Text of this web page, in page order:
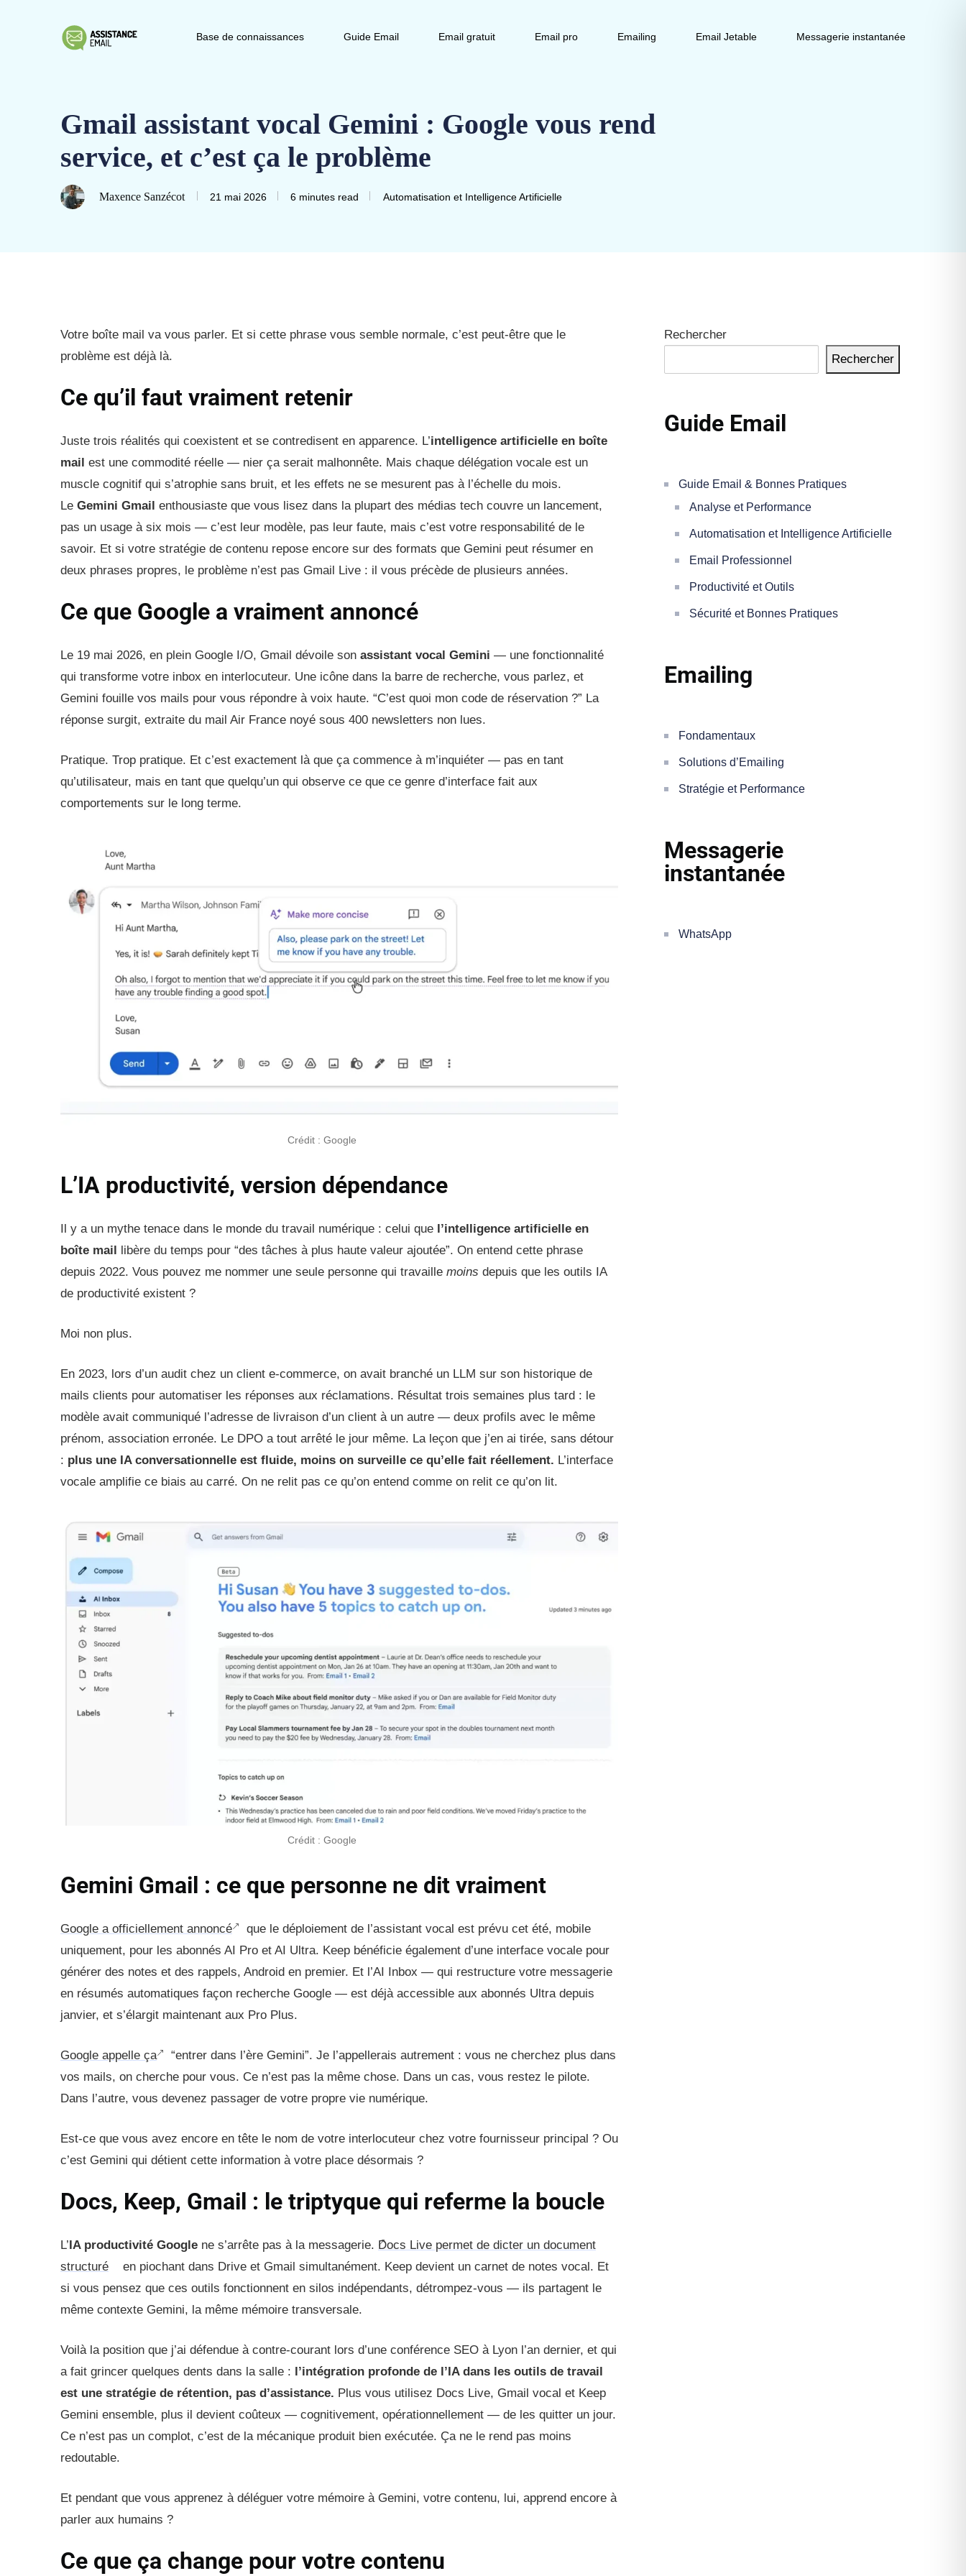
Base de connaissances Guide Email Email gratuit Email pro Emailing Email Jetable Messagerie instantanée
Gmail assistant vocal Gemini : Google vous rend
service, et c’est ça le problème
Maxence Sanzécot 21 mai 2026 6 minutes read Automatisation et Intelligence Artificielle
Votre boîte mail va vous parler. Et si cette phrase vous semble normale, c’est peut-être que le
problème est déjà là.
Ce qu’il faut vraiment retenir
Juste trois réalités qui coexistent et se contredisent en apparence. L’intelligence artificielle en boîte
mail est une commodité réelle — nier ça serait malhonnête. Mais chaque délégation vocale est un
muscle cognitif qui s’atrophie sans bruit, et les effets ne se mesurent pas à l’échelle du mois.
Le Gemini Gmail enthousiaste que vous lisez dans la plupart des médias tech couvre un lancement,
pas un usage à six mois — c’est leur modèle, pas leur faute, mais c’est votre responsabilité de le
savoir. Et si votre stratégie de contenu repose encore sur des formats que Gemini peut résumer en
deux phrases propres, le problème n’est pas Gmail Live : il vous précède de plusieurs années.
Ce que Google a vraiment annoncé
Le 19 mai 2026, en plein Google I/O, Gmail dévoile son assistant vocal Gemini — une fonctionnalité
qui transforme votre inbox en interlocuteur. Une icône dans la barre de recherche, vous parlez, et
Gemini fouille vos mails pour vous répondre à voix haute. “C’est quoi mon code de réservation ?” La
réponse surgit, extraite du mail Air France noyé sous 400 newsletters non lues.
Pratique. Trop pratique. Et c’est exactement là que ça commence à m’inquiéter — pas en tant
qu’utilisateur, mais en tant que quelqu’un qui observe ce que ce genre d’interface fait aux
comportements sur le long terme.
Crédit : Google
L’IA productivité, version dépendance
Il y a un mythe tenace dans le monde du travail numérique : celui que l’intelligence artificielle en
boîte mail libère du temps pour “des tâches à plus haute valeur ajoutée”. On entend cette phrase
depuis 2022. Vous pouvez me nommer une seule personne qui travaille moins depuis que les outils IA
de productivité existent ?
Moi non plus.
En 2023, lors d’un audit chez un client e-commerce, on avait branché un LLM sur son historique de
mails clients pour automatiser les réponses aux réclamations. Résultat trois semaines plus tard : le
modèle avait communiqué l’adresse de livraison d’un client à un autre — deux profils avec le même
prénom, association erronée. Le DPO a tout arrêté le jour même. La leçon que j’en ai tirée, sans détour
: plus une IA conversationnelle est fluide, moins on surveille ce qu’elle fait réellement. L’interface
vocale amplifie ce biais au carré. On ne relit pas ce qu’on entend comme on relit ce qu’on lit.
Crédit : Google
Gemini Gmail : ce que personne ne dit vraiment
Google a officiellement annoncé
que le déploiement de l’assistant vocal est prévu cet été, mobile
uniquement, pour les abonnés AI Pro et AI Ultra. Keep bénéficie également d’une interface vocale pour
générer des notes et des rappels, Android en premier. Et l’AI Inbox — qui restructure votre messagerie
en résumés automatiques façon recherche Google — est déjà accessible aux abonnés Ultra depuis
janvier, et s’élargit maintenant aux Pro Plus.
Google appelle ça
“entrer dans l’ère Gemini”. Je l’appellerais autrement : vous ne cherchez plus dans
vos mails, on cherche pour vous. Ce n’est pas la même chose. Dans un cas, vous restez le pilote.
Dans l’autre, vous devenez passager de votre propre vie numérique.
Est-ce que vous avez encore en tête le nom de votre interlocuteur chez votre fournisseur principal ? Ou
c’est Gemini qui détient cette information à votre place désormais ?
Docs, Keep, Gmail : le triptyque qui referme la boucle
L’ IA productivité Google ne s’arrête pas à la messagerie. Docs Live permet de dicter un document
structuré
en piochant dans Drive et Gmail simultanément. Keep devient un carnet de notes vocal. Et
si vous pensez que ces outils fonctionnent en silos indépendants, détrompez-vous — ils partagent le
même contexte Gemini, la même mémoire transversale.
Voilà la position que j’ai défendue à contre-courant lors d’une conférence SEO à Lyon l’an dernier, et qui
a fait grincer quelques dents dans la salle :
l’intégration profonde de l’IA dans les outils de travail
est une stratégie de rétention, pas d’assistance. Plus vous utilisez Docs Live, Gmail vocal et Keep
Gemini ensemble, plus il devient coûteux — cognitivement, opérationnellement — de les quitter un jour.
Ce n’est pas un complot, c’est de la mécanique produit bien exécutée. Ça ne le rend pas moins
redoutable.
Et pendant que vous apprenez à déléguer votre mémoire à Gemini, votre contenu, lui, apprend encore à
parler aux humains ?
Ce que ça change pour votre contenu
Rechercher
Rechercher
Guide Email
Guide Email & Bonnes Pratiques
Analyse et Performance
Automatisation et Intelligence Artificielle
Email Professionnel
Productivité et Outils
Sécurité et Bonnes Pratiques
Emailing
Fondamentaux
Solutions d’Emailing
Stratégie et Performance
Messagerie
instantanée
WhatsApp